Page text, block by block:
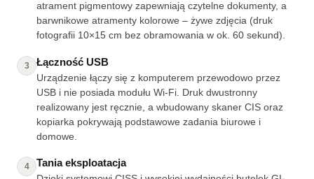
atrament pigmentowy zapewniają czytelne dokumenty, a
barwnikowe atramenty kolorowe – żywe zdjęcia (druk
fotografii 10×15 cm bez obramowania w ok. 60 sekund).
3 Łączność USB
Urządzenie łączy się z komputerem przewodowo przez
USB i nie posiada modułu Wi-Fi. Druk dwustronny
realizowany jest ręcznie, a wbudowany skaner CIS oraz
kopiarka pokrywają podstawowe zadania biurowe i
domowe.
4 Tania eksploatacja